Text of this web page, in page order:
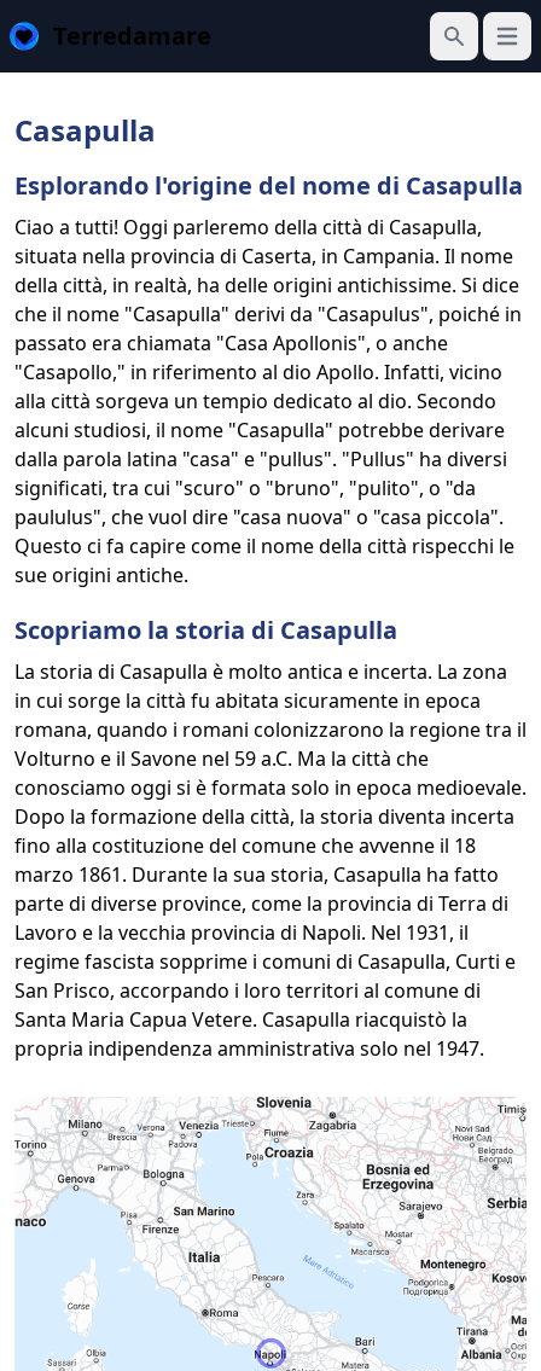
Terredamare
Cerca
Apri
Casapulla
Esplorando l'origine del nome di Casapulla
Ciao a tutti! Oggi parleremo della città di Casapulla,
situata nella provincia di Caserta, in Campania. Il nome
della città, in realtà, ha delle origini antichissime. Si dice
che il nome "Casapulla" derivi da "Casapulus", poiché in
passato era chiamata "Casa Apollonis", o anche
"Casapollo," in riferimento al dio Apollo. Infatti, vicino
alla città sorgeva un tempio dedicato al dio. Secondo
alcuni studiosi, il nome "Casapulla" potrebbe derivare
dalla parola latina "casa" e "pullus". "Pullus" ha diversi
significati, tra cui "scuro" o "bruno", "pulito", o "da
paululus", che vuol dire "casa nuova" o "casa piccola".
Questo ci fa capire come il nome della città rispecchi le
sue origini antiche.
Scopriamo la storia di Casapulla
La storia di Casapulla è molto antica e incerta. La zona
in cui sorge la città fu abitata sicuramente in epoca
romana, quando i romani colonizzarono la regione tra il
Volturno e il Savone nel 59 a.C. Ma la città che
conosciamo oggi si è formata solo in epoca medioevale.
Dopo la formazione della città, la storia diventa incerta
fino alla costituzione del comune che avvenne il 18
marzo 1861. Durante la sua storia, Casapulla ha fatto
parte di diverse province, come la provincia di Terra di
Lavoro e la vecchia provincia di Napoli. Nel 1931, il
regime fascista sopprime i comuni di Casapulla, Curti e
San Prisco, accorpando i loro territori al comune di
Santa Maria Capua Vetere. Casapulla riacquistò la
propria indipendenza amministrativa solo nel 1947.